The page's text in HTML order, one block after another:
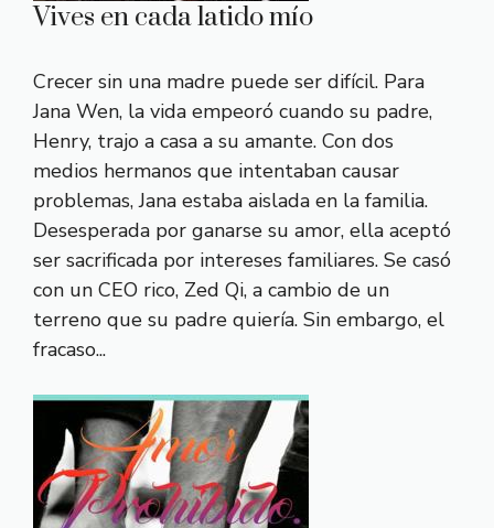
Vives en cada latido mío
Crecer sin una madre puede ser difícil. Para
Jana Wen, la vida empeoró cuando su padre,
Henry, trajo a casa a su amante. Con dos
medios hermanos que intentaban causar
problemas, Jana estaba aislada en la familia.
Desesperada por ganarse su amor, ella aceptó
ser sacrificada por intereses familiares. Se casó
con un CEO rico, Zed Qi, a cambio de un
terreno que su padre quiería. Sin embargo, el
fracaso...